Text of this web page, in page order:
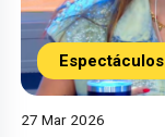
Espectáculos
27 Mar 2026